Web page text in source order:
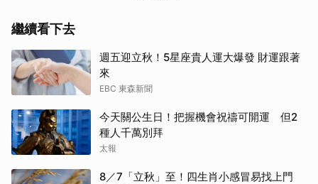
繼續看下去
週五迎立秋！5星座貴人運大爆發 財運跟著
來
EBC 東森新聞
今天關公生日！把握機會祝禱可開運 但2
種人千萬別拜
太報
8／7「立秋」至！四生肖小感冒易找上門